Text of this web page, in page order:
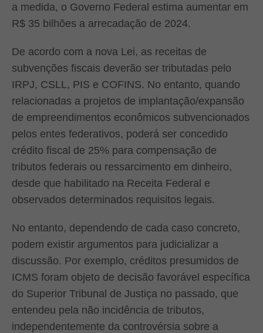
a medida, o Governo Federal estima aumentar em
R$ 35 bilhões a arrecadação de 2024.
De acordo com a nova Lei, as receitas de
subvenções fiscais deverão ser tributadas pelo
IRPJ, CSLL, PIS e COFINS. No entanto, quando
relacionadas a projetos de implantação/expansão
de empreendimentos econômicos subvencionados
pelos entes federativos, poderá ser concedido
crédito fiscal de 25% para compensação de
tributos federais ou ressarcimento em dinheiro,
desde que habilitado na Receita Federal e
observados determinados requisitos legais.
No entanto, dependendo de cada caso concreto,
podem existir argumentos para judicializar a
discussão. Por exemplo, créditos presumidos de
ICMS foram objeto de decisão favorável específica
do Superior Tribunal de Justiça no passado, que
entendeu pela não incidência de tributos,
independentemente da controvérsia sobre a